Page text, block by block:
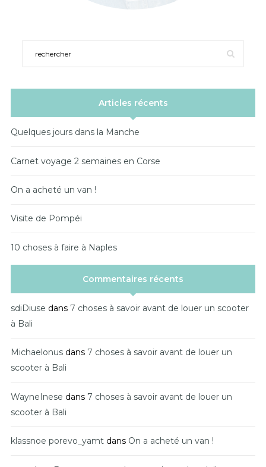
Articles récents
Quelques jours dans la Manche
Carnet voyage 2 semaines en Corse
On a acheté un van !
Visite de Pompéi
10 choses à faire à Naples
Commentaires récents
sdiDiuse dans 7 choses à savoir avant de louer un scooter
à Bali
Michaelonus dans 7 choses à savoir avant de louer un
scooter à Bali
WayneInese dans 7 choses à savoir avant de louer un
scooter à Bali
klassnoe porevo_yamt dans On a acheté un van !